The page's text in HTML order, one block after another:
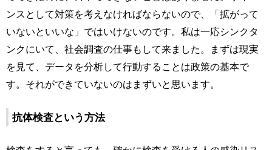
ンスとして対策を考えなければならないので、「拡がって
いないといいな」ではいけないのです。私は一応シンクタ
ンクにいて、社会調査の仕事もして来ました。まずは現実
を見て、データを分析して行動することは政策の基本で
す。それができていないのはまずいと思います。
抗体検査という方法